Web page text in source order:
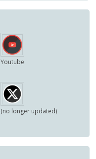
Youtube
(no longer updated)